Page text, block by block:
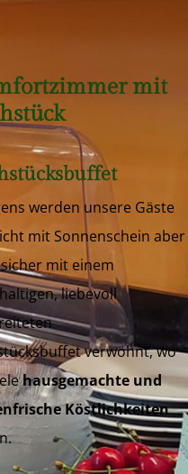
mit
werden unsere Gäste
mit Sonnenschein aber
mit einem
liebevoll
verwöhnt, wo
hausgemachte und
Köstlichkeiten